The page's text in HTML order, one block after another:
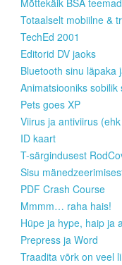
Mõttekäik BSA
Totaalselt mobiilne &
TechEd 2001
Editorid DV jaoks
Bluetooth sinu läpaka
Animatsiooniks sobilik
Pets goes XP
Viirus ja antiviirus
ID kaart
T-särgindusest
Sisu
PDF Crash Course
Mmmm… raha hais!
Hüpe ja hype, haip ja
Prepress ja Word
Traadita võrk on veel